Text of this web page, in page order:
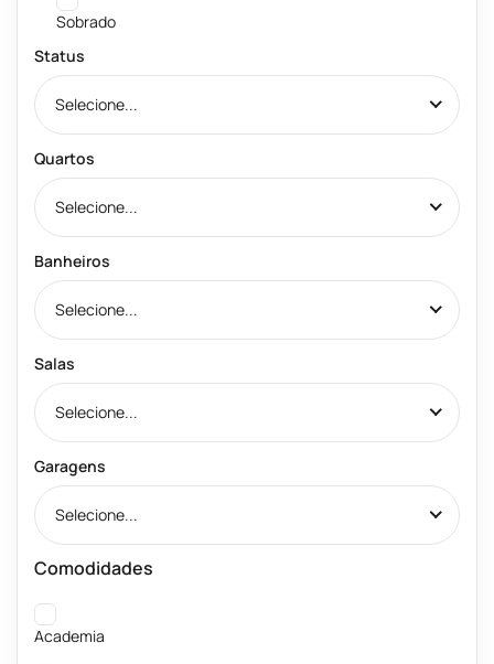
Sobrado
Status
Selecione...
Quartos
Selecione...
Banheiros
Selecione...
Salas
Selecione...
Garagens
Selecione...
Comodidades
Academia